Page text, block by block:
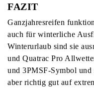
FAZIT
Ganzjahresreifen
auch für winterliche
Winterurlaub sind sie
und Quatrac Pro
und 3PMSF-Symbol
aber richtig gut auf